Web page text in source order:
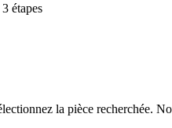
étapes
la pièce recherchée.